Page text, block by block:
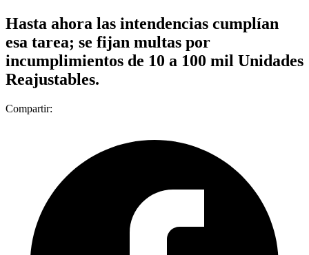
Hasta ahora las intendencias cumplían
esa tarea; se fijan multas por
incumplimientos de 10 a 100 mil Unidades
Reajustables.
Compartir: